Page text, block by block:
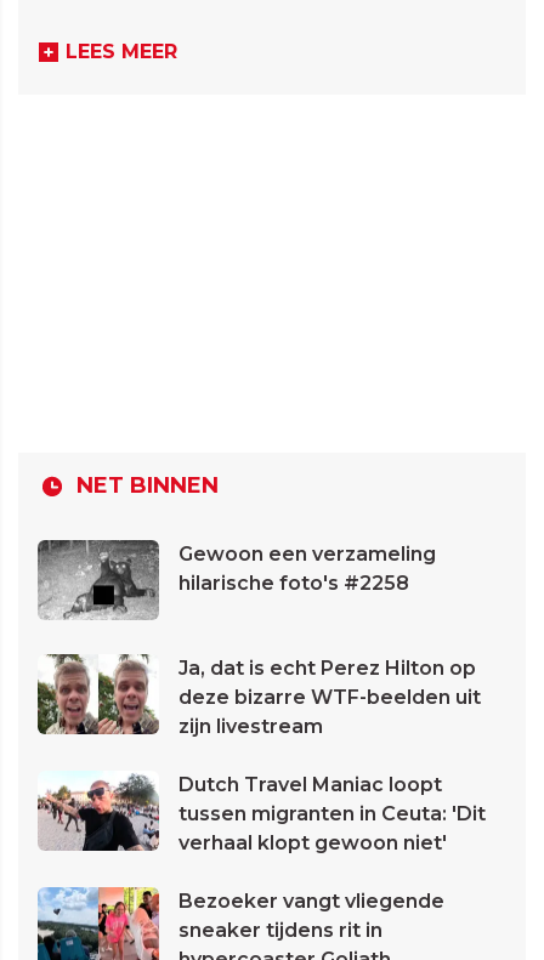
LEES MEER
NET BINNEN
Gewoon een verzameling
hilarische foto's #2258
Ja, dat is echt Perez Hilton op
deze bizarre WTF-beelden uit
zijn livestream
Dutch Travel Maniac loopt
tussen migranten in Ceuta: 'Dit
verhaal klopt gewoon niet'
Bezoeker vangt vliegende
sneaker tijdens rit in